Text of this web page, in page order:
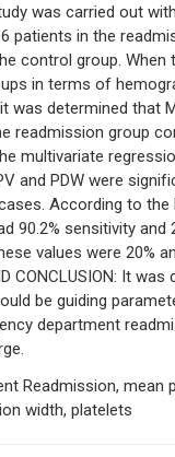
was carried out
patients in the
control group. When
in terms of
was determined that
readmission group
multivariate
and PDW were
According to the
90.2% sensitivity and
values were 20%
CONCLUSION: It
be guiding
department
Readmission, mean
width, platelets